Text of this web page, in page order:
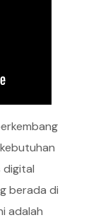
digital
berada di
adalah